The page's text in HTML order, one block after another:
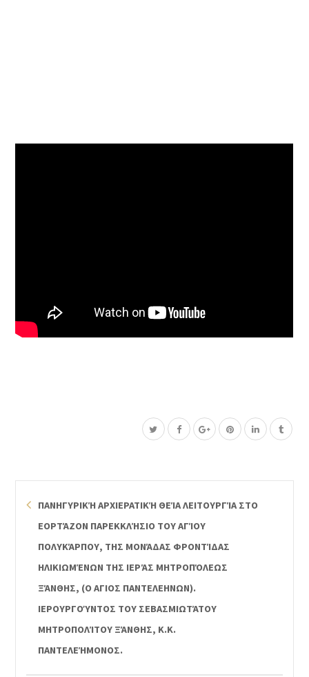
ΠΑΝΗΓΥΡΙΚΉ ΑΡΧΙΕΡΑΤΙΚΉ ΘΕΊΑ ΛΕΙΤΟΥΡΓΊΑ ΣΤΟ
ΕΟΡΤΆΖΟΝ ΠΑΡΕΚΚΛΉΣΙΟ ΤΟΥ ΑΓΊΟΥ
ΠΟΛΥΚΆΡΠΟΥ, ΤΗΣ ΜΟΝΆΔΑΣ ΦΡΟΝΤΊΔΑΣ
ΗΛΙΚΙΩΜΈΝΩΝ ΤΗΣ ΙΕΡΆΣ ΜΗΤΡΟΠΌΛΕΩΣ
ΞΆΝΘΗΣ, (Ο ΑΓΙΟΣ ΠΑΝΤΕΛΕΗΝΩΝ).
ΙΕΡΟΥΡΓΟΎΝΤΟΣ ΤΟΥ ΣΕΒΑΣΜΙΩΤΆΤΟΥ
ΜΗΤΡΟΠΟΛΊΤΟΥ ΞΆΝΘΗΣ, Κ.Κ.
ΠΑΝΤΕΛΕΉΜΟΝΟΣ.